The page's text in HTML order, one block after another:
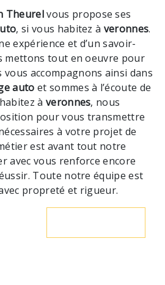
Theurelvous propose ses
, si vous habitez à veronnes.
expérience et d’un savoir-
mettons tout en oeuvre pour
accompagnons ainsi dans
auto et sommes à l’écoute de
à veronnes, nous
pour vous transmettre
à votre projet de
est avant tout notre
avec vous renforce encore
Toute notre équipe est
propreté et rigueur.